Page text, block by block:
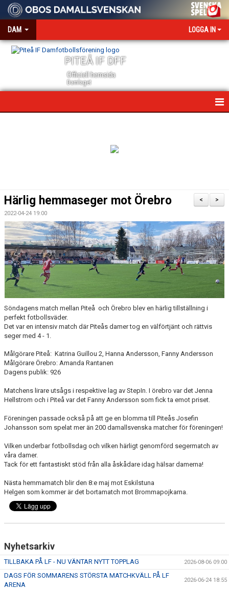
DAM LOGGA IN
PITEÅ IF DFF
Officiell hemsida
Damlaget
KALENDER
MATCHER
MATCHER & SERIETABELL
>
<
Härlig hemmaseger mot Örebro
2022-04-24 19:00
Söndagens match mellan Piteå och Örebro blev en härlig tillställning i
perfekt fotbollsväder.
Det var en intensiv match där Piteås damer tog en välförtjänt och rättvis
seger med 4 - 1.
Målgörare Piteå: Katrina Guillou 2, Hanna Andersson, Fanny Andersson
Målgörare Örebro: Amanda Rantanen
Dagens publik: 926
Matchens lirare utsågs i respektive lag av StepIn. I örebro var det Jenna
Hellstrom och i Piteå var det Fanny Andersson som fick ta emot priset.
Föreningen passade också på att ge en blomma till Piteås Josefin
Johansson som spelat mer än 200 damallsvenska matcher för föreningen!
Vilken underbar fotbollsdag och vilken härligt genomförd segermatch av
våra damer.
Tack för ett fantastiskt stöd från alla åskådare idag hälsar damerna!
Nästa hemmamatch blir den 8:e maj mot Eskilstuna
Helgen som kommer är det bortamatch mot Brommapojkarna.
Nyhetsarkiv
TILLBAKA PÅ LF - NU VÄNTAR NYTT TOPPLAG 2026-08-06 09:00
DAGS FÖR SOMMARENS STÖRSTA MATCHKVÄLL PÅ LF
ARENA
2026-06-24 18:55